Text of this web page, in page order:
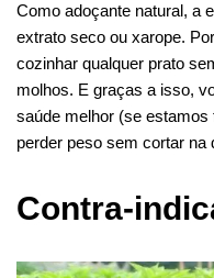
Como adoçante natural, a
extrato seco ou xarope.
cozinhar qualquer prato
molhos. E graças a isso,
saúde melhor (se
perder peso sem cortar na
Contra-